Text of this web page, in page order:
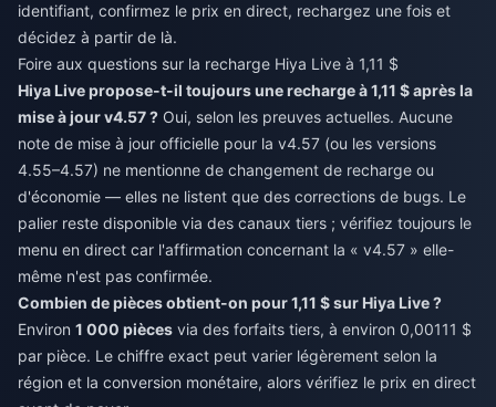
identifiant, confirmez le prix en direct, rechargez une fois et
décidez à partir de là.
Foire aux questions sur la recharge Hiya Live à 1,11 $
Hiya Live propose-t-il toujours une recharge à 1,11 $ après la
mise à jour v4.57 ? Oui, selon les preuves actuelles. Aucune
note de mise à jour officielle pour la v4.57 (ou les versions
4.55–4.57) ne mentionne de changement de recharge ou
d'économie — elles ne listent que des corrections de bugs. Le
palier reste disponible via des canaux tiers ; vérifiez toujours le
menu en direct car l'affirmation concernant la « v4.57 » elle-
même n'est pas confirmée.
Combien de pièces obtient-on pour 1,11 $ sur Hiya Live ?
Environ 1 000 pièces via des forfaits tiers, à environ 0,00111 $
par pièce. Le chiffre exact peut varier légèrement selon la
région et la conversion monétaire, alors vérifiez le prix en direct